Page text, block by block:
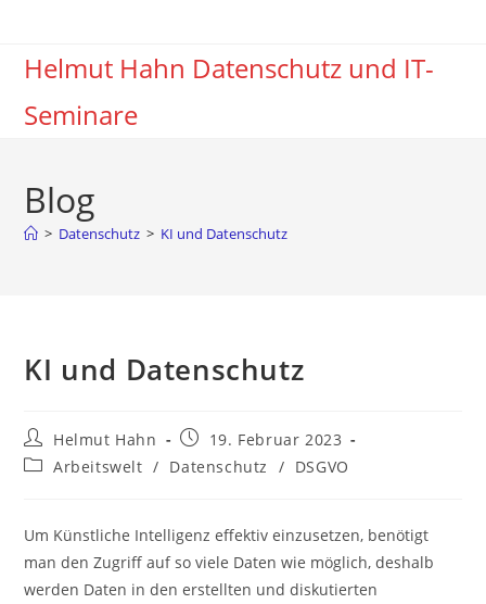
springenHelmut Hahn Datenschutz und IT-
Seminare
Blog
> Datenschutz > KI und Datenschutz
KI und Datenschutz
Beitrags-
Autor:
Helmut Hahn
Beitrag
veröffentlicht:
19. Februar 2023
Beitrags-
Arbeitswelt / Datenschutz / DSGVO
Um Künstliche Intelligenz effektiv einzusetzen, benötigt
man den Zugriff auf so viele Daten wie möglich, deshalb
werden Daten in den erstellten und diskutierten